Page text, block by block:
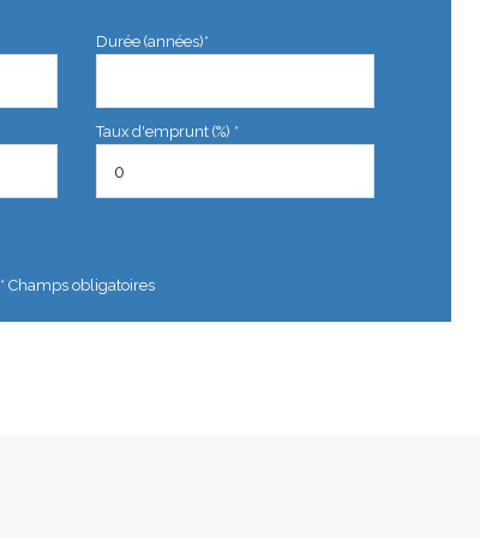
Durée (années)*
Taux d'emprunt (%) *
* Champs obligatoires